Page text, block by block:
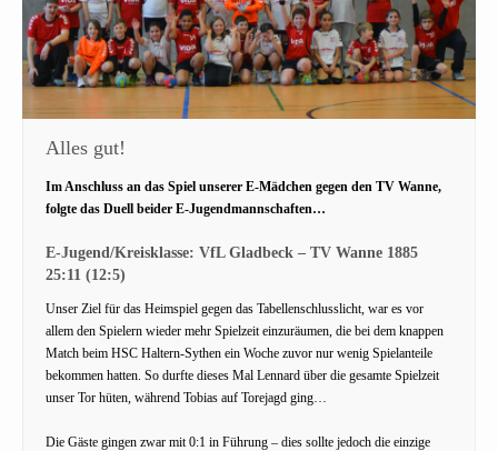
Alles gut!
Im Anschluss an das Spiel unserer E-Mädchen gegen den TV Wanne,
folgte das Duell beider E-Jugendmannschaften…
E-Jugend/Kreisklasse: VfL Gladbeck – TV Wanne 1885
25:11 (12:5)
Unser Ziel für das Heimspiel gegen das Tabellenschlusslicht, war es vor
allem den Spielern wieder mehr Spielzeit einzuräumen, die bei dem knappen
Match beim HSC Haltern-Sythen ein Woche zuvor nur wenig Spielanteile
bekommen hatten. So durfte dieses Mal Lennard über die gesamte Spielzeit
unser Tor hüten, während Tobias auf Torejagd ging…
Die Gäste gingen zwar mit 0:1 in Führung – dies sollte jedoch die einzige